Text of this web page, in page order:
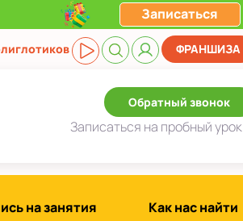
Записаться
ФРАНШИЗА
Обратный звонок
Записаться на пробный урок
на занятия Как нас найти